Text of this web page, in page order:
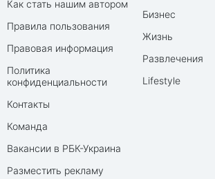
Как стать нашим автором
Правила пользования
Правовая информация
Политика
конфиденциальности
Контакты
Команда
Вакансии в РБК-Украина
Разместить рекламу
Бизнес
Жизнь
Развлечения
Lifestyle